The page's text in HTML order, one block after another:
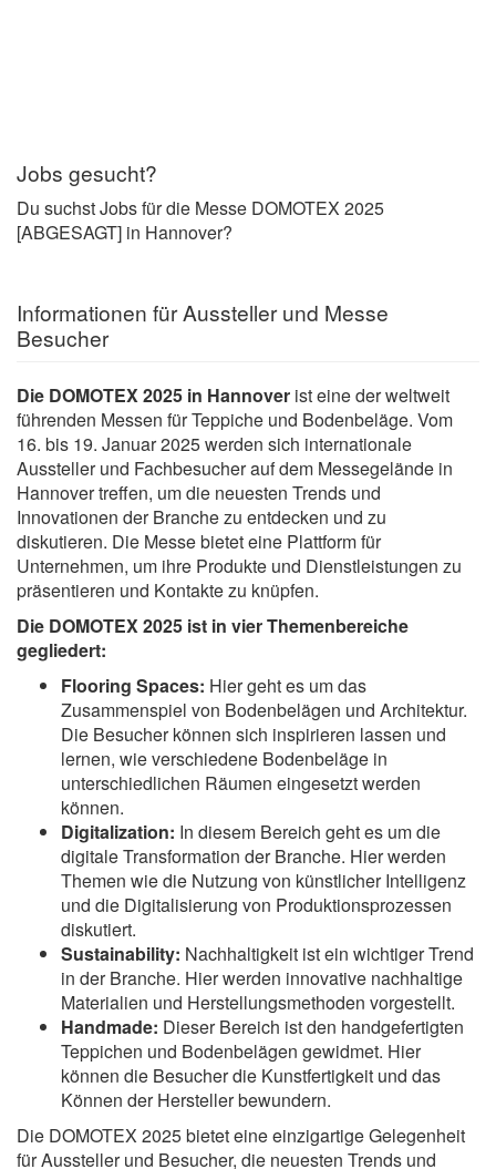
Jobs gesucht?
Du suchst Jobs für die Messe DOMOTEX 2025
[ABGESAGT] in Hannover?
Informationen für Aussteller und Messe
Besucher
Die DOMOTEX 2025 in Hannover ist eine der weltweit
führenden Messen für Teppiche und Bodenbeläge. Vom
16. bis 19. Januar 2025 werden sich internationale
Aussteller und Fachbesucher auf dem Messegelände in
Hannover treffen, um die neuesten Trends und
Innovationen der Branche zu entdecken und zu
diskutieren. Die Messe bietet eine Plattform für
Unternehmen, um ihre Produkte und Dienstleistungen zu
präsentieren und Kontakte zu knüpfen.
Die DOMOTEX 2025 ist in vier Themenbereiche
gegliedert:
Flooring Spaces: Hier geht es um das
Zusammenspiel von Bodenbelägen und Architektur.
Die Besucher können sich inspirieren lassen und
lernen, wie verschiedene Bodenbeläge in
unterschiedlichen Räumen eingesetzt werden
können.
Digitalization: In diesem Bereich geht es um die
digitale Transformation der Branche. Hier werden
Themen wie die Nutzung von künstlicher Intelligenz
und die Digitalisierung von Produktionsprozessen
diskutiert.
Sustainability: Nachhaltigkeit ist ein wichtiger Trend
in der Branche. Hier werden innovative nachhaltige
Materialien und Herstellungsmethoden vorgestellt.
Handmade: Dieser Bereich ist den handgefertigten
Teppichen und Bodenbelägen gewidmet. Hier
können die Besucher die Kunstfertigkeit und das
Können der Hersteller bewundern.
Die DOMOTEX 2025 bietet eine einzigartige Gelegenheit
für Aussteller und Besucher, die neuesten Trends und